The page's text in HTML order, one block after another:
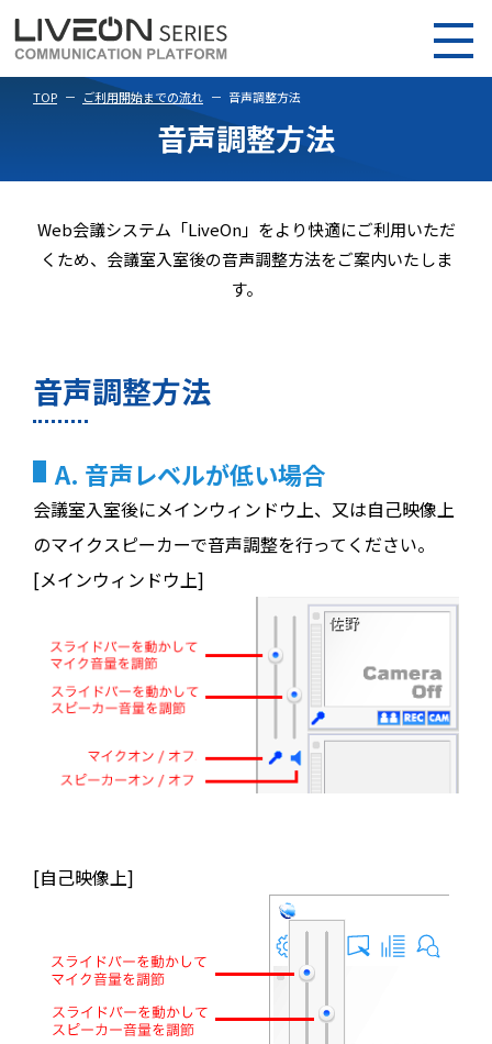
TOP ご利用開始までの流れ 音声調整方法
音声調整方法
Web会議システム「LiveOn」をより快適にご利用いただ
くため、会議室入室後の音声調整方法をご案内いたしま
す。
音声調整方法
A. 音声レベルが低い場合
会議室入室後にメインウィンドウ上、又は自己映像上
のマイクスピーカーで音声調整を行ってください。
[メインウィンドウ上]
[自己映像上]